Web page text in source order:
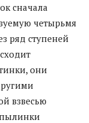
сначала
четырьмя
ряд ступеней
они
взвесью
пылинки